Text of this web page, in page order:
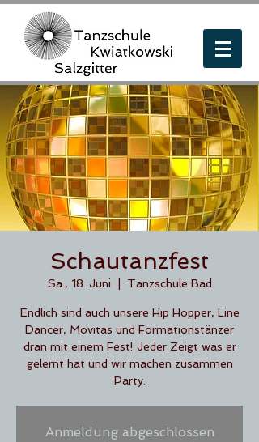
Schautanzfest
Sa., 18. Juni Tanzschule Bad
Endlich sind auch unsere Hip Hopper, Line
Dancer, Movitas und Formationstänzer
dran mit einem Fest! Jeder Zeigt was er
gelernt hat und wir machen zusammen
Party.
Anmeldung abgeschlossen